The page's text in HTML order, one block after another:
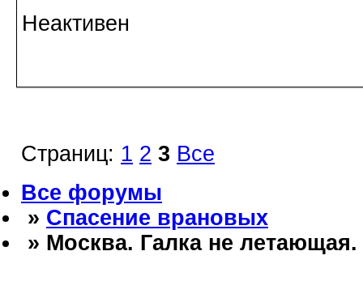
Неактивен
Страниц: 1 2 3 Все
Все форумы
» Спасение врановых
» Москва. Галка не